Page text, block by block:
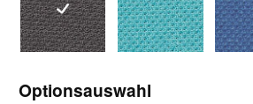
1046 grau-schwarz 1058 petrol
Optionsauswahl